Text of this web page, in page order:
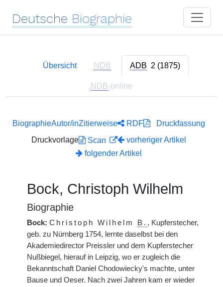
Deutsche Biographie
Übersicht NDB ADB 2 (1875)
NDB-online
BiographieAutor/inZitierweise RDF
Druckfassung
Druckvorlage
Scan
vorheriger Artikel
folgender Artikel
Bock, Christoph Wilhelm
Biographie
Bock: Christoph Wilhelm B. , Kupferstecher,
geb. zu Nürnberg 1754, lernte daselbst bei den
Akademiedirector Preissler und dem Kupferstecher
Nußbiegel, hierauf in Leipzig, wo er zugleich die
Bekanntschaft Daniel Chodowiecky's machte, unter
Bause und Oeser. Nach zwei Jahren kam er wieder